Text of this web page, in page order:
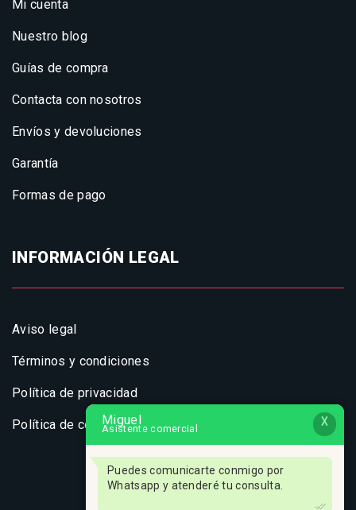
Mi cuenta
Nuestro blog
Guías de compra
Contacta con nosotros
Envíos y devoluciones
Garantía
Formas de pago
INFORMACIÓN LEGAL
Aviso legal
Términos y condiciones
Política de privacidad
Política de cookies
Miguel
Asistente comercial
X
Puedes comunicarte conmigo por
Whatsapp y atenderé tu consulta.